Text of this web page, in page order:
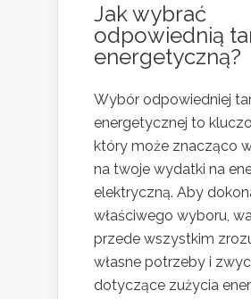
Jak wybrać
odpowiednią
energetyczną?
Wybór odpowiedniej
energetycznej to
który może znacząco
na twoje wydatki na
elektryczną. Aby
właściwego wyboru,
przede wszystkim
własne potrzeby i
dotyczące zużycia